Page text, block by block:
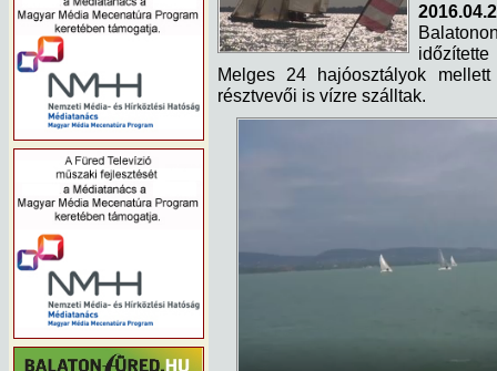
Melges 24 hajóosztályok
résztvevői is vízre szálltak.